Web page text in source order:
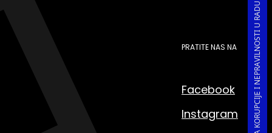
PRIJAVA KORUPCIJE I NEPRAVILNOSTI U RADU
PRATITE NAS NA
Facebook
Instagram